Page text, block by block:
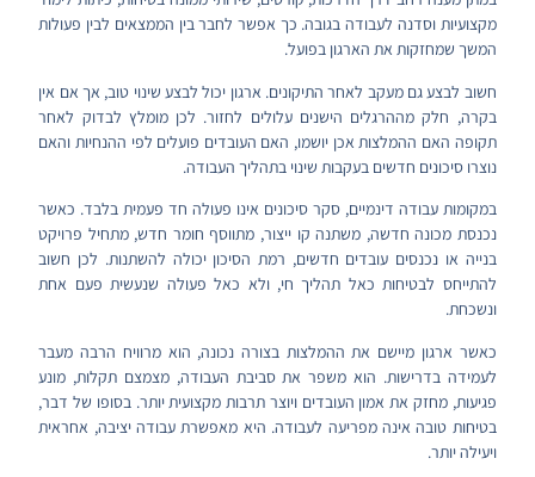
מקצועיות וסדנה לעבודה בגובה. כך אפשר לחבר בין הממצאים לבין פעולות
המשך שמחזקות את הארגון בפועל.
חשוב לבצע גם מעקב לאחר התיקונים. ארגון יכול לבצע שינוי טוב, אך אם אין
בקרה, חלק מההרגלים הישנים עלולים לחזור. לכן מומלץ לבדוק לאחר
תקופה האם ההמלצות אכן יושמו, האם העובדים פועלים לפי ההנחיות והאם
נוצרו סיכונים חדשים בעקבות שינוי בתהליך העבודה.
במקומות עבודה דינמיים, סקר סיכונים אינו פעולה חד פעמית בלבד. כאשר
נכנסת מכונה חדשה, משתנה קו ייצור, מתווסף חומר חדש, מתחיל פרויקט
בנייה או נכנסים עובדים חדשים, רמת הסיכון יכולה להשתנות. לכן חשוב
להתייחס לבטיחות כאל תהליך חי, ולא כאל פעולה שנעשית פעם אחת
ונשכחת.
כאשר ארגון מיישם את ההמלצות בצורה נכונה, הוא מרוויח הרבה מעבר
לעמידה בדרישות. הוא משפר את סביבת העבודה, מצמצם תקלות, מונע
פגיעות, מחזק את אמון העובדים ויוצר תרבות מקצועית יותר. בסופו של דבר,
בטיחות טובה אינה מפריעה לעבודה. היא מאפשרת עבודה יציבה, אחראית
ויעילה יותר.